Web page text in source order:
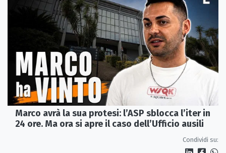
Marco avrà la sua protesi: l’ASP sblocca l’iter in
24 ore. Ma ora si apre il caso dell’Ufficio ausili
Condividi su: